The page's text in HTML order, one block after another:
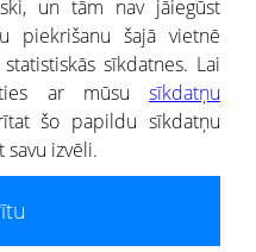
uzņēmumiem
uzziņas raksturs, un tai nav
un tām nav jāiegūst
piekrišanu šajā vietnē
sīkdatnes. Lai
ar mūsu sīkdatņu
šo papildu sīkdatņu
savu izvēli.